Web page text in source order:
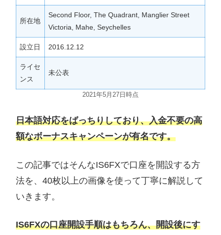
所在地
Second Floor, The Quadrant, Manglier Street
Victoria, Mahe, Seychelles
設立日 2016.12.12
ライセ
ンス
未公表
2021年5月27日時点
日本語対応をばっちりしており、入金不要の高
額なボーナスキャンペーンが有名です。
この記事ではそんなIS6FXで口座を開設する方
法を、40枚以上の画像を使って丁寧に解説して
いきます。
IS6FXの口座開設手順はもちろん、開設後にす